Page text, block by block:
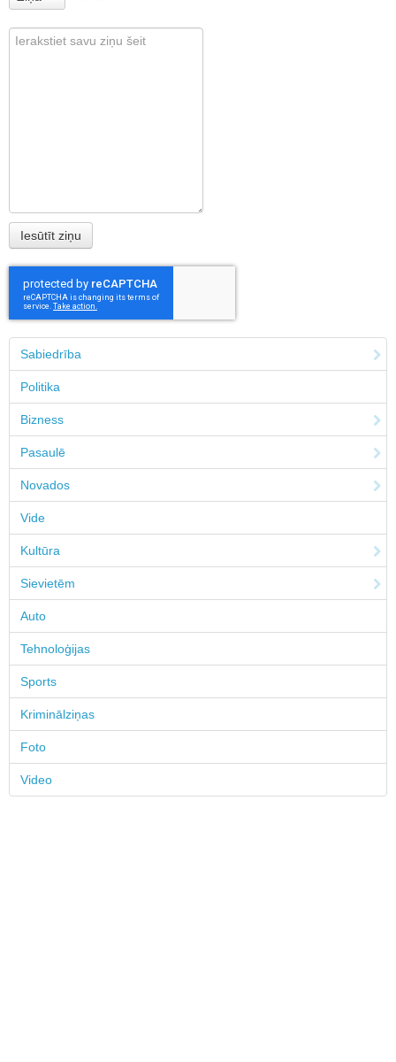
Sabiedrība
Politika
Bizness
Pasaulē
Novados
Vide
Kultūra
Sievietēm
Auto
Tehnoloģijas
Sports
Kriminālziņas
Foto
Video